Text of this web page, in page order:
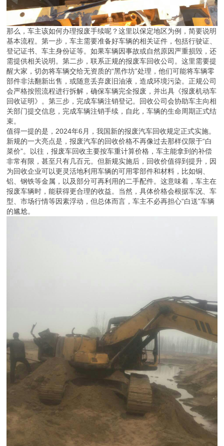
那么，车主该如何办理报废手续呢？这里以保定地区为例，简要说明
基本流程。第一步，车主需要准备好车辆的相关证件，包括行驶证、
登记证书、车主身份证等。如果车辆因事故或自然原因严重损毁，还
需提供相关说明。第二步，联系正规的报废车回收公司。这里需要提
醒大家，切勿将车辆交给无资质的“黑作坊”处理，他们可能将车辆零
部件非法翻新出售，或随意丢弃废旧油液，造成环境污染。正规公司
会严格按照流程进行拆解，确保车辆完全报废，并出具《报废机动车
为回收企业可以更灵活地利用车辆的可用零部件和材料，比如铜、
铝、钢铁等金属，以及部分可再利用的二手配件。这意味着，车主在
报废车辆时，能获得更合理的收益。当然，具体价格会根据车况、车
型、市场行情等因素浮动，但总体而言，车主不必再担心“白送”车辆
的尴尬。